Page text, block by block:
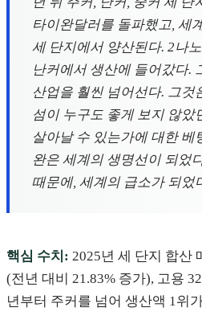
타이완달러를 돌파했고, 세
세 단지에서 양산된다. 2나
난커에서 생산에 들어갔다.
산업을 훨씬 넘어선다. 그것
섬이 누구도 좋게 보지 않았
살아날 수 있는가에 대한 베
완은 세계의 생명선이 되었
때문에, 세계의 급소가 되었
핵심 수치: 2025년 세 단지 합산
(전년 대비 21.83% 증가), 고용
년부터 주커를 넘어 생산액 1위